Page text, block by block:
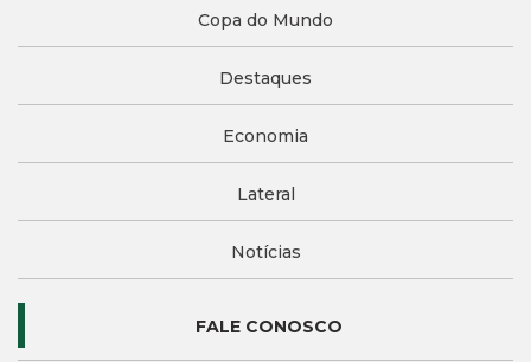
Copa do Mundo
Destaques
Economia
Lateral
Notícias
FALE CONOSCO